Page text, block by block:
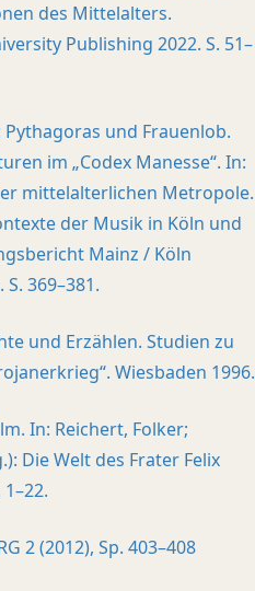
des Mittelalters.
Publishing 2022. S. 51–
und Frauenlob.
im „Codex Manesse“. In:
mittelalterlichen Metropole.
der Musik in Köln und
Mainz / Köln
369–381.
und Erzählen. Studien zu
Wiesbaden 1996.
In: Reichert, Folker;
Die Welt des Frater Felix
2 (2012), Sp. 403–408